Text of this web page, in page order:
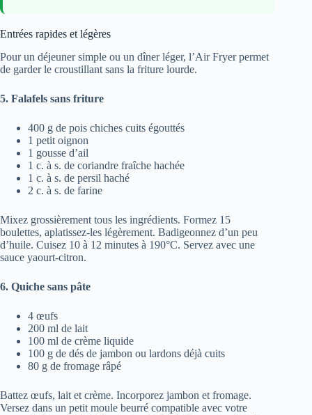
Entrées rapides et légères
Pour un déjeuner simple ou un dîner léger, l’Air Fryer permet
de garder le croustillant sans la friture lourde.
5. Falafels sans friture
400 g de pois chiches cuits égouttés
1 petit oignon
1 gousse d’ail
1 c. à s. de coriandre fraîche hachée
1 c. à s. de persil haché
2 c. à s. de farine
Mixez grossièrement tous les ingrédients. Formez 15
boulettes, aplatissez-les légèrement. Badigeonnez d’un peu
d’huile. Cuisez 10 à 12 minutes à 190°C. Servez avec une
sauce yaourt-citron.
6. Quiche sans pâte
4 œufs
200 ml de lait
100 ml de crème liquide
100 g de dés de jambon ou lardons déjà cuits
80 g de fromage râpé
Battez œufs, lait et crème. Incorporez jambon et fromage.
Versez dans un petit moule beurré compatible avec votre